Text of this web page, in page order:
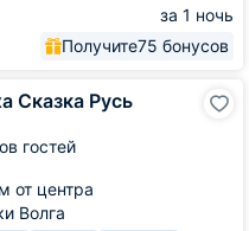
за 1 ночь
Получите75 бонусов
Сказка Русь
гостей
от центра
Волга